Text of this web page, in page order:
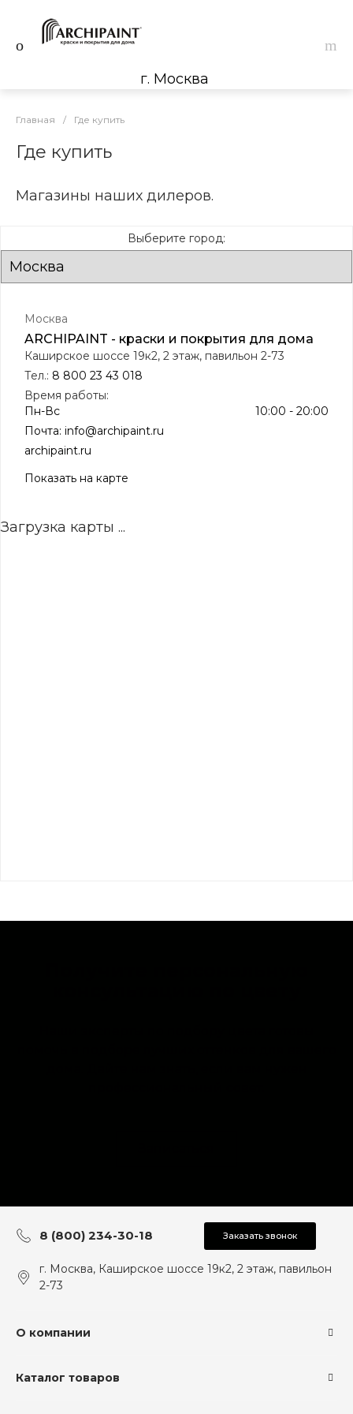
г. Москва
Главная / Где купить
Где купить
Магазины наших дилеров.
Выберите город:
Москва
ARCHIPAINT - краски и покрытия для дома
Каширское шоссе 19к2, 2 этаж, павильон 2-73
Тел.: 8 800 23 43 018
Время работы:
Пн-Вс
10:00 - 20:00
Почта: info@archipaint.ru
archipaint.ru
Показать на карте
Загрузка карты ...
8 (800) 234-30-18 Заказать звонок
г. Москва, Каширское шоссе 19к2, 2 этаж, павильон
2-73
О компании
Каталог товаров